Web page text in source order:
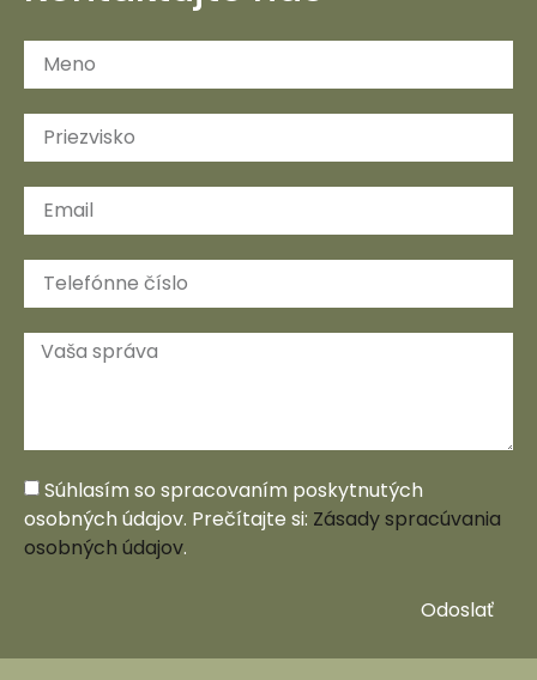
Súhlasím so spracovaním poskytnutých
osobných údajov. Prečítajte si: Zásady spracúvania
osobných údajov.
Odoslať